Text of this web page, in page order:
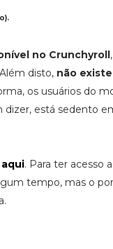
no Crunchyroll,
disto, não
os usuários do
dizer, está sedento
. Para ter acesso a
tempo, mas o